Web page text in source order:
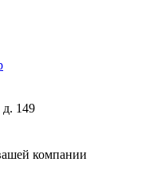
149
компании